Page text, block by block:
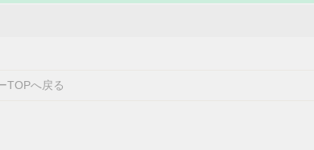
TOPへ戻る